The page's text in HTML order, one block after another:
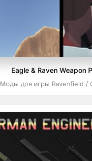
Eagle & Raven Weapon
Моды для игры Ravenfield /